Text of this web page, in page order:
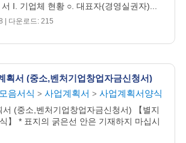
I. 기업체 현황 ○. 대표자(경영실권자)...
| 다운로드: 215
획서 (중소,벤처기업창업자금신청서)
음서식 > 사업계획서 > 사업계획서양식
서 (중소,벤처기업창업자금신청서) 【별지
】 * 표지의 굵은선 안은 기재하지 마십시